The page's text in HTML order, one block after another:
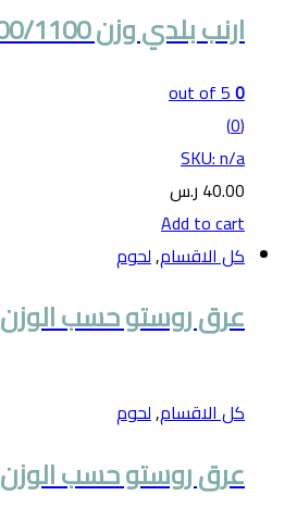
ارنب بلدي وزن 700/1100
0
out of 5
(0)
SKU: n/a
40.00 ر.س
Add to cart
كل الاقسام,لحوم
عرق روستو حسب الوزن
كل الاقسام,لحوم
عرق روستو حسب الوزن